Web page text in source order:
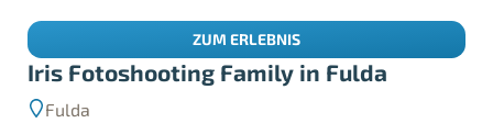
Iris Fotoshooting Family in Fulda
Fulda
ZUM ERLEBNIS